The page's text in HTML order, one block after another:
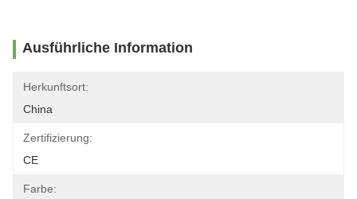
Ausführliche Information
Herkunftsort:
China
Zertifizierung:
CE
Farbe: